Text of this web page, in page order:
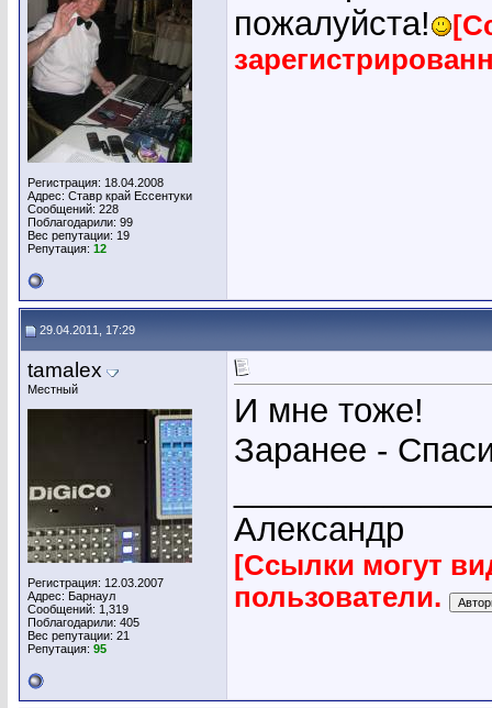
Регистрация: 18.04.2008
Адрес: Ставр край Ессентуки
Сообщений: 228
Поблагодарили: 99
Вес репутации: 19
Репутация: 12
пожалуйста!
29.04.2011, 17:29
tamalex
Местный
Регистрация: 12.03.2007
Адрес: Барнаул
Сообщений: 1,319
Поблагодарили: 405
Вес репутации: 21
Репутация: 95
И мне тоже!
Заранее -
Александр
[Ссылки могут
пользователи.